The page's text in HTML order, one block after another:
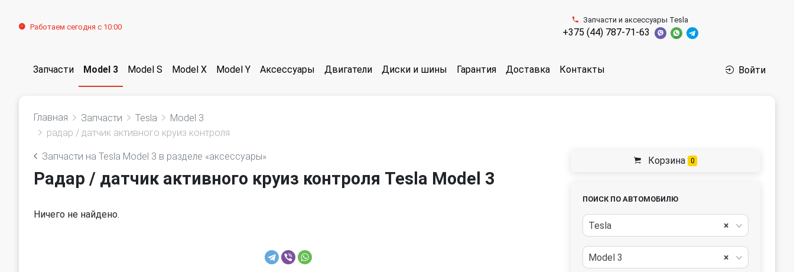
Работаем сегодня с 10:00
Запчасти и аксессуары Tesla
+375 (44) 787-71-63
Запчасти Model 3 Model S Model X Model Y Аксессуары Двигатели Диски и шины Гарантия Доставка Контакты Войти
Главная Запчасти Tesla
Model 3
радар / датчик активного круиз контроля
Запчасти на Tesla Model 3 в разделе «аксессуары»
Радар / датчик активного круиз контроля Tesla Model 3
Ничего не найдено.
Корзина 0
ПОИСК ПО АВТОМОБИЛЮ
×
Tesla
×
Model 3